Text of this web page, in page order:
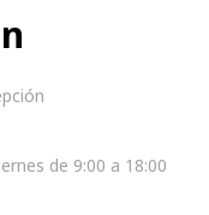
de 9:00 a 18:00